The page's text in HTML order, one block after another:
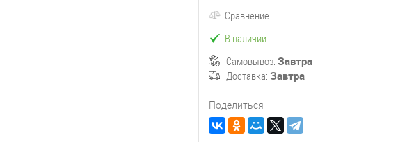
Сравнение
В наличии
Самовывоз: Завтра
Доставка: Завтра
Поделиться